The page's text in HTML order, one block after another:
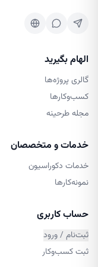
الهام بگیرید
گالری پروژه‌ها
کسب‌وکارها
مجله طرحینه
خدمات و متخصصان
خدمات دکوراسیون
نمونه‌کارها
حساب کاربری
ثبت‌نام / ورود
ثبت کسب‌وکار